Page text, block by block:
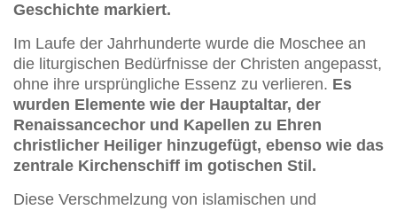
Geschichte markiert.
Im Laufe der Jahrhunderte wurde die Moschee an
die liturgischen Bedürfnisse der Christen angepasst,
ohne ihre ursprüngliche Essenz zu verlieren. Es
wurden Elemente wie der Hauptaltar, der
Renaissancechor und Kapellen zu Ehren
christlicher Heiliger hinzugefügt, ebenso wie das
zentrale Kirchenschiff im gotischen Stil.
Diese Verschmelzung von islamischen und